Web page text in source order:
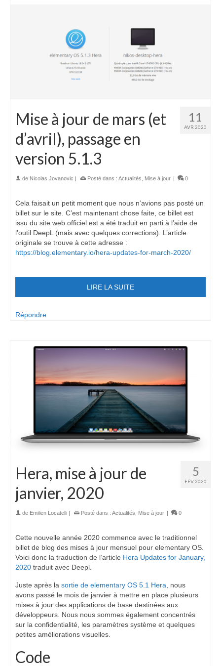
11
AVR 2020
Mise à jour de mars (et
d’avril), passage en
version 5.1.3
de Nicolas Jovanovic | Posté dans : Actualités Mise à jour | 0
Cela faisait un petit moment que nous n’avions pas posté un
billet sur le site. C’est maintenant chose faite, ce billet est
issu du site web officiel est a été traduit en parti à l’aide de
l’outil DeepL (mais avec quelques corrections). L’article
originale se trouve à cette adresse :
https://blog.elementary.io/hera-updates-for-march-2020/
LIRE LA SUITE
Répondre
5
FÉV 2020
Hera, mise à jour de
janvier, 2020
de Emilien Locatelli Posté dans : Actualités, Mise à jour 0
Cette nouvelle année 2020 commence avec le traditionnel
billet de blog des mises à jour mensuel pour elementary OS.
Voici donc la traduction de l’article Hera Updates for January,
2020 traduit avec Deepl.
Juste après la sortie de elementary OS 5.1 Hera, nous
avons passé le mois de janvier à mettre en place plusieurs
mises à jour des applications de base destinées aux
développeurs. Nous nous sommes également concentrés
sur la confidentialité, les paramètres système et quelques
petites améliorations visuelles.
Code